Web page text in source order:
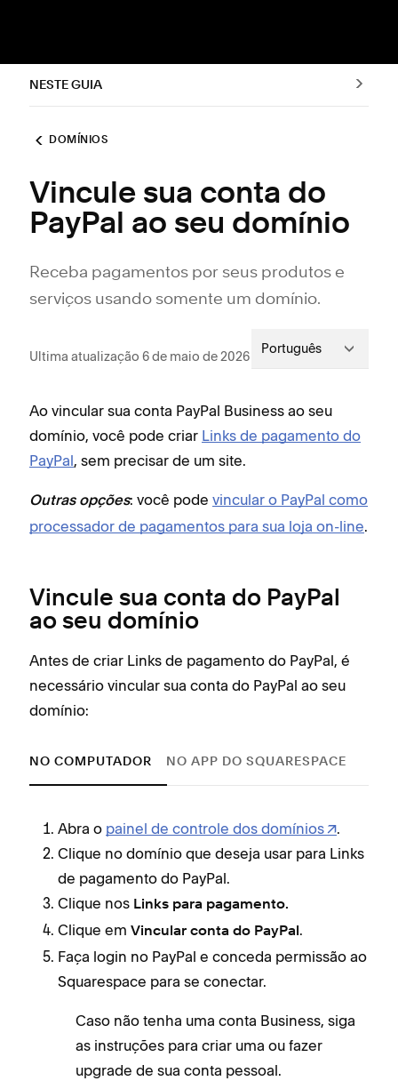
NESTE GUIA
DOMÍNIOS
Vincule sua conta do
PayPal ao seu domínio
Receba pagamentos por seus produtos e
serviços usando somente um domínio.
Ultima atualização 6 de maio de 2026 Português
Ao vincular sua conta PayPal Business ao seu
domínio, você pode criar Links de pagamento do
PayPal, sem precisar de um site.
Outras opções: você pode vincular o PayPal como
processador de pagamentos para sua loja on-line.
Vincule sua conta do PayPal
ao seu domínio
Antes de criar Links de pagamento do PayPal, é
necessário vincular sua conta do PayPal ao seu
domínio:
NO COMPUTADOR NO APP DO SQUARESPACE
Abra o painel de controle dos domínios
.
Clique no domínio que deseja usar para Links
de pagamento do PayPal.
Clique nos Links para pagamento.
Clique em Vincular conta do PayPal .
Faça login no PayPal e conceda permissão ao
Squarespace para se conectar.
Caso não tenha uma conta Business, siga
as instruções para criar uma ou fazer
upgrade de sua conta pessoal.